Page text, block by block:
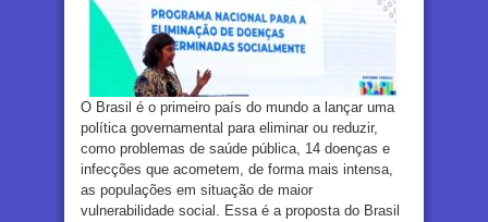
O Brasil é o primeiro país do mundo a lançar uma
política governamental para eliminar ou reduzir,
como problemas de saúde pública, 14 doenças e
infecções que acometem, de forma mais intensa,
as populações em situação de maior
vulnerabilidade social. Essa é a proposta do Brasil